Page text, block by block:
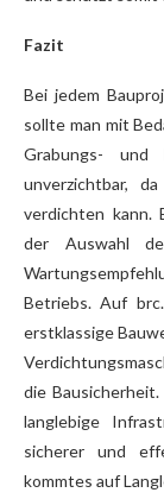
Fazit
Bei jedem
sollte man mit
Grabungs- und
unverzichtbar,
verdichten kann.
der Auswahl
Betriebs. Auf
erstklassige
die
langlebige
sicherer und
kommtes auf